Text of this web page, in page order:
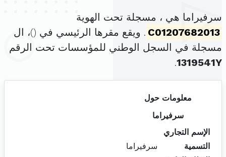
سرفيراما هي ، مسجلة تحت الهوية
C01207682013 . ويقع مقرها الرئيسي في ()، ال
مسجلة في السجل الوطني للمؤسسات تحت الرقم
1319541Y
.
معلومات حول
سرفيراما
الإسم التجاري
التسمية
سرفيراما